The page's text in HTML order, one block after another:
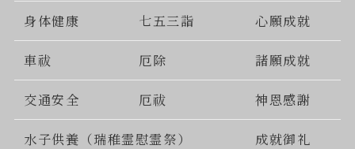
身体健康 七五三詣 心願成就
車祓 厄除 諸願成就
交通安全 厄祓 神恩感謝
水子供養（瑞稚霊慰霊祭） 成就御礼